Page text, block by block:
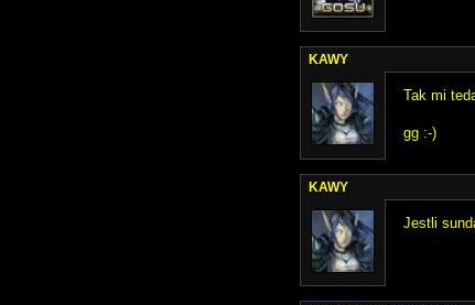
KAWY
Tak mi
gg :-)
KAWY
Jestli